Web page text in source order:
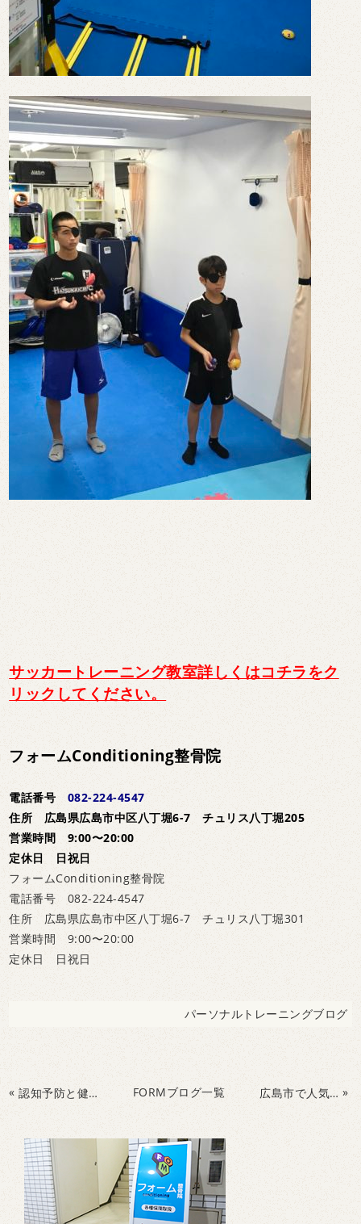
サッカートレーニング教室詳しくはコチラをク
リックしてください。
フォームConditioning整骨院
電話番号 082-224-4547
住所 広島県広島市中区八丁堀6-7 チュリス八丁堀205
営業時間 9:00〜20:00
定休日 日祝日
フォームConditioning整骨院
電話番号 082-224-4547
住所 広島県広島市中区八丁堀6-7 チュリス八丁堀301
営業時間 9:00〜20:00
定休日 日祝日
パーソナルトレーニングブログ
« 認知予防と健康体操・笑顔をつくる脳の運動教室 FORMブログ一覧 広島市で人気のサッカースクール・脳トレスクール »